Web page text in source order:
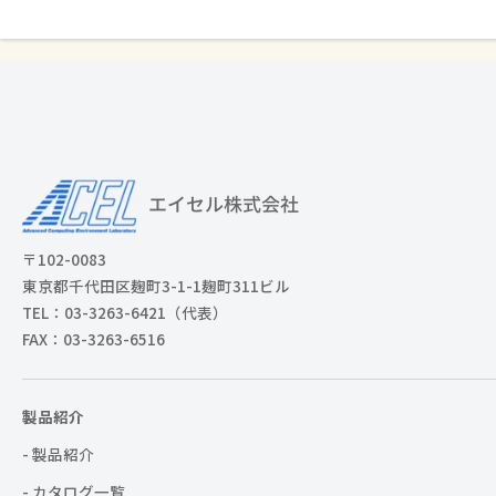
〒102-0083
東京都千代田区麹町3-1-1麹町311ビル
TEL：03-3263-6421（代表）
FAX：03-3263-6516
製品紹介
- 製品紹介